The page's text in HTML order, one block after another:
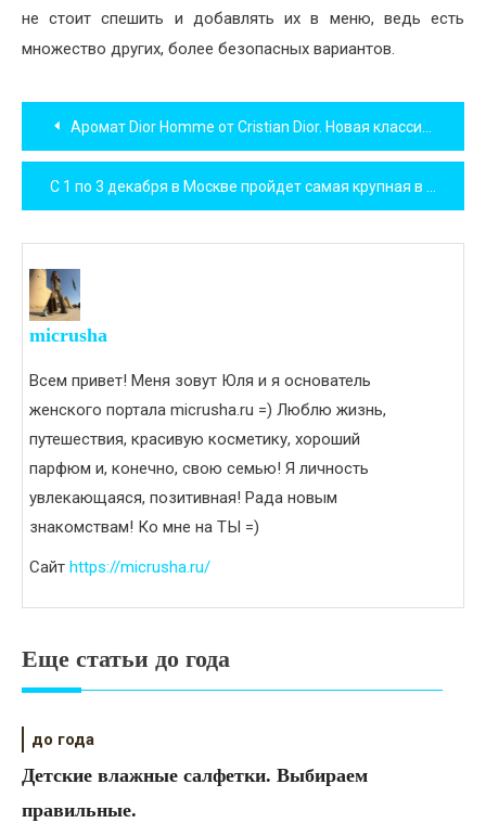
не стоит спешить и добавлять их в меню, ведь есть
множество других, более безопасных вариантов.
Навигация
по
записям
Аромат Dior Homme от Cristian Dior. Новая классика. Парфюмерная зарисовка.
C 1 по 3 декабря в Москве пройдет самая крупная в мире выставка мишек Тедди
micrusha
Всем привет! Меня зовут Юля и я основатель
женского портала micrusha.ru =) Люблю жизнь,
путешествия, красивую косметику, хороший
парфюм и, конечно, свою семью! Я личность
увлекающаяся, позитивная! Рада новым
знакомствам! Ко мне на ТЫ =)
Сайт https://micrusha.ru/
Еще статьи до года
до года
Детские влажные салфетки. Выбираем
правильные.